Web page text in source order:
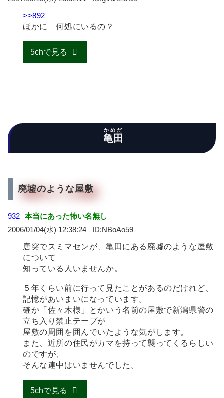
>>892
ほかに 何処にいるの？
5chで見る
亀田
かめだ
廃墟のような屋敷
932 本当にあった怖い名無し
2006/01/04(水) 12:38:24
NBoAo59
唐突でスミマセンが、亀田にある廃墟のような屋敷
について
知っている人いませんか。
５年くらい前に行って見たことがあるのだけれど、
記憶があいまいになっています。
確か「佐々木様」とかいう名前の屋敷で新潟県警の
立ち入り禁止テープが
屋敷の周囲を囲んでいたような気がします。
また、近所の住民がカマを持って襲ってくるらしい
のですが、
そんな連中はいませんでした。
5chで見る